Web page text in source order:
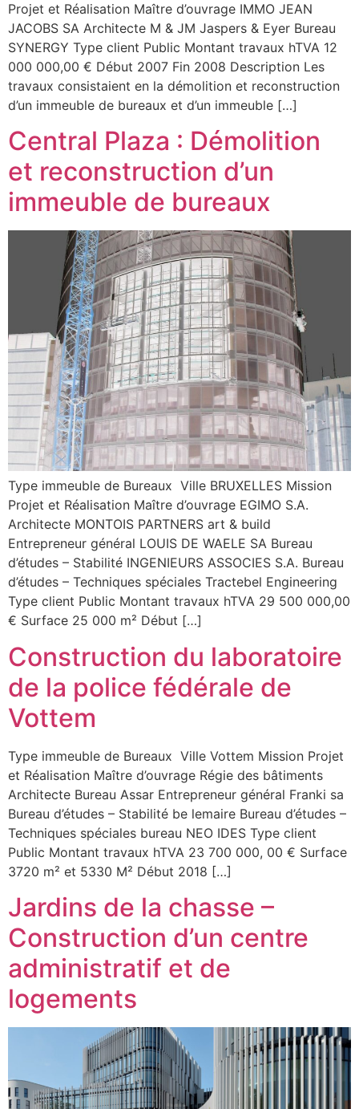
Projet et Réalisation Maître d’ouvrage IMMO JEAN
JACOBS SA Architecte M & JM Jaspers & Eyer Bureau
SYNERGY Type client Public Montant travaux hTVA 12
000 000,00 € Début 2007 Fin 2008 Description Les
travaux consistaient en la démolition et reconstruction
d’un immeuble de bureaux et d’un immeuble […]
Central Plaza : Démolition
et reconstruction d’un
immeuble de bureaux
Type immeuble de Bureaux Ville BRUXELLES Mission
Projet et Réalisation Maître d’ouvrage EGIMO S.A.
Architecte MONTOIS PARTNERS art & build
Entrepreneur général LOUIS DE WAELE SA Bureau
d’études – Stabilité INGENIEURS ASSOCIES S.A. Bureau
d’études – Techniques spéciales Tractebel Engineering
Type client Public Montant travaux hTVA 29 500 000,00
€ Surface 25 000 m² Début […]
Construction du laboratoire
de la police fédérale de
Vottem
Type immeuble de Bureaux Ville Vottem Mission Projet
et Réalisation Maître d’ouvrage Régie des bâtiments
Architecte Bureau Assar Entrepreneur général Franki sa
Bureau d’études – Stabilité be lemaire Bureau d’études –
Techniques spéciales bureau NEO IDES Type client
Public Montant travaux hTVA 23 700 000, 00 € Surface
3720 m² et 5330 M² Début 2018 […]
Jardins de la chasse –
Construction d’un centre
administratif et de
logements